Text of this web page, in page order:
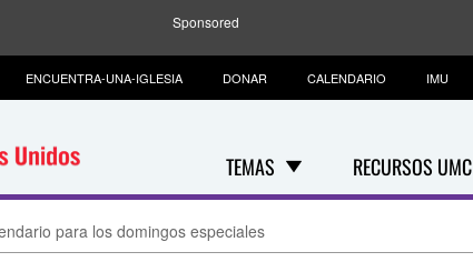
Sponsored
TEMAS RECURSOS UMC
ENCUENTRA-UNA-IGLESIA DONAR CALENDARIO IMU
para los domingos especiales